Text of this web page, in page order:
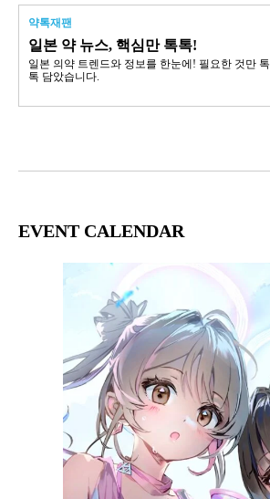
약톡재팬
일본 약 뉴스, 핵심만 톡톡!
일본 의약 트렌드와 정보를 한눈에! 필요한 것만 톡
톡 담았습니다.
EVENT CALENDAR